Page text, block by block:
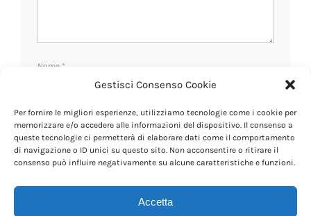
Gestisci Consenso Cookie
Per fornire le migliori esperienze, utilizziamo tecnologie come i cookie per
memorizzare e/o accedere alle informazioni del dispositivo. Il consenso a
queste tecnologie ci permetterà di elaborare dati come il comportamento
di navigazione o ID unici su questo sito. Non acconsentire o ritirare il
consenso può influire negativamente su alcune caratteristiche e funzioni.
Accetta
Nome *
Email*